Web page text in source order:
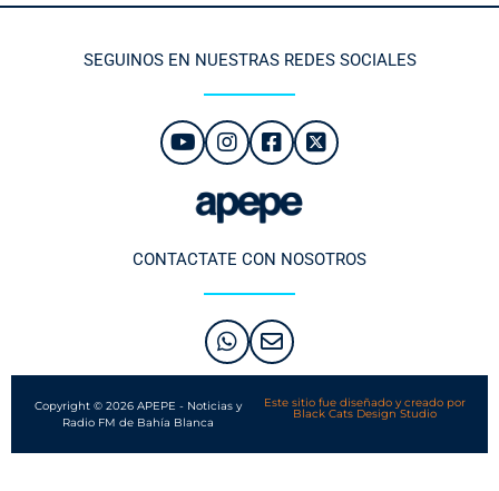
SEGUINOS EN NUESTRAS REDES SOCIALES
CONTACTATE CON NOSOTROS
Copyright © 2026 APEPE - Noticias y
Radio FM de Bahía Blanca
Este sitio fue diseñado y creado por
Black Cats Design Studio